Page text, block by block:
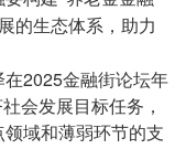
的生态体系，助力
在2025金融街论坛年
会发展目标任务，
域和薄弱环节的支